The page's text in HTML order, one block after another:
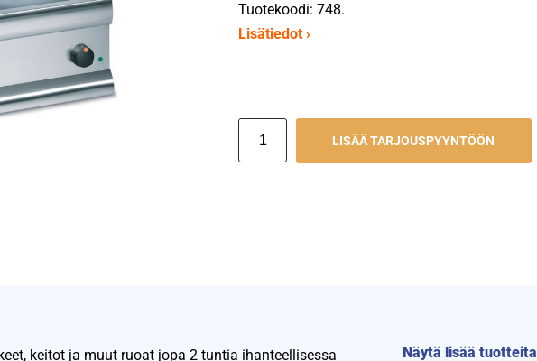
Tuotekoodi: 748.
Lisätiedot ›
LISÄÄ TARJOUSPYYNTÖÖN
keitot ja muut ruoat jopa 2 tuntia ihanteellisessa Näytä lisää tuotteita